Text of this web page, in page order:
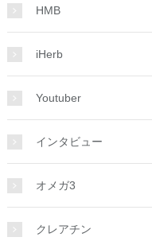
HMB
iHerb
Youtuber
インタビュー
オメガ3
クレアチン